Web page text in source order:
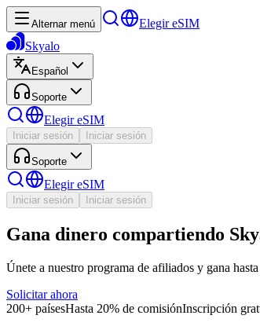
Alternar menú
Elegir eSIM
Skyalo
Español
Soporte
Elegir eSIM
Iniciar sesión Iniciar sesión
Soporte
Elegir eSIM
Iniciar sesión Iniciar sesión
Gana dinero compartiendo
Únete a nuestro programa de afiliados y gana
Solicitar ahora
200+ paísesHasta 20% de comisiónInscripción